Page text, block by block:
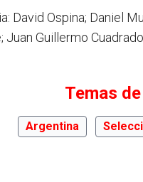
David Ospina; Daniel
Guillermo
Temas
Argentina